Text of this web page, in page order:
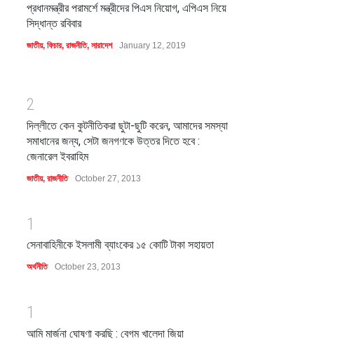
প্রধানমন্ত্রীর পরামর্শে মন্ত্রীদের পিএস নিয়োগ, এপিএস নিয়ে
সিদ্ধান্ত রবিবার
জাতীয়, ফিচার, রাজনীতি, সারাদেশ January 12, 2019
2
দিল্লীতে কেন কুটনীতিকরা ছুটা-ছুটি করেন, আমাদের সমস্যা
সমাধানের জন্য, সেটা জনগণকে উত্তর দিতে হবে :
জেনারেল ইবরাহিম
জাতীয়, রাজনীতি October 27, 2013
1
সেনাবাহিনীকে ইসলামী ব্যাংকের ১৫ কোটি টাকা সহায়তা
অর্থনীতি October 23, 2013
1
আমি মার্জনা ঘোষণা করছি : বেগম খালেদা জিয়া